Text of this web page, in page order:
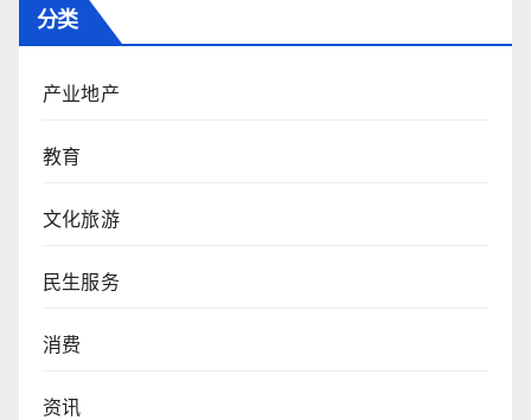
分类
产业地产
教育
文化旅游
民生服务
消费
资讯